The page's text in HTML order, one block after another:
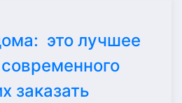
это лучшее
заказать